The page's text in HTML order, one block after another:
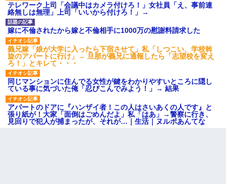
テレワーク上司「会議中はカメラ付けろ！」女社員「え、事前連
絡無しは無理」上司「いいから付けろ！」→
嫁に不倫されたから嫁と不倫相手に1000万の慰謝料請求した
義兄嫁「娘が大学に入ったら下宿させて」私「しつこい、学校斡
旋のアパートに行け」→ 旦那が義兄に通報したら「志望校を変え
ろ！」とキレて・・・
同じマンションに住んでる女性が鍵をわかりやすいところに隠し
ている事に気づいた俺「忍びこんでみよう！」→ 結果
アパートのドアに『ハンザイ者！この人はさいあくの人です』と
張り紙が！大家「面倒はごめんだよ」私「はあ」→警察に行き、
見回りで犯人が捕まったが、それが…｜生活｜ヌルポあんてな